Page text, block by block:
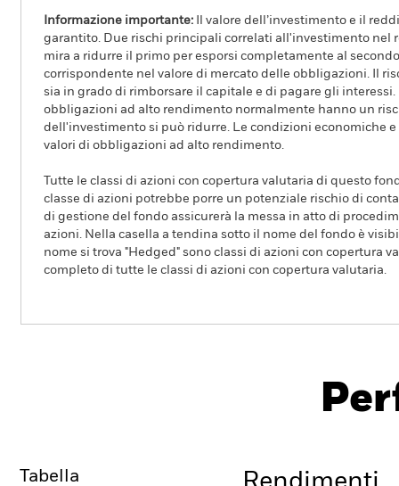
Informazione importante:
Il valore dell’investimento e il
garantito. Due rischi principali correlati all'investimento nel
mira a ridurre il primo per esporsi completamente al
corrispondente nel valore di mercato delle obbligazioni. Il
sia in grado di rimborsare il capitale e di pagare gli
obbligazioni ad alto rendimento normalmente hanno un
dell'investimento si può ridurre. Le condizioni economiche
valori di obbligazioni ad alto rendimento.
Tutte le classi di azioni con copertura valutaria di questo
classe di azioni potrebbe porre un potenziale rischio di
di gestione del fondo assicurerà la messa in atto di
azioni. Nella casella a tendina sotto il nome del fondo è
nome si trova "Hedged" sono classi di azioni con copertura
completo di tutte le classi di azioni con copertura valutaria.
Rendimento
Tabella